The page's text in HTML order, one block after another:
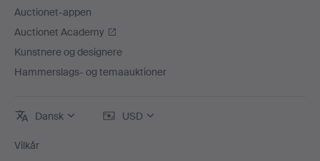
Auctionet-appen
Auctionet Academy
Kunstnere og designere
Hammerslags- og temaauktioner
Dansk USD
Vilkår